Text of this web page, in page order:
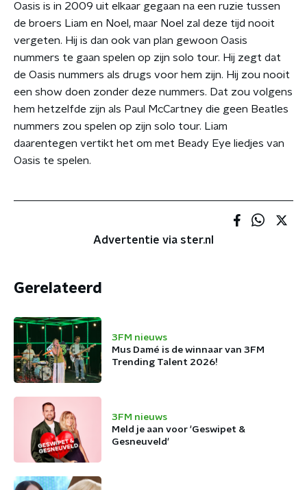
Oasis is in 2009 uit elkaar gegaan na een ruzie tussen
de broers Liam en Noel, maar Noel zal deze tijd nooit
vergeten. Hij is dan ook van plan gewoon Oasis
nummers te gaan spelen op zijn solo tour. Hij zegt dat
de Oasis nummers als drugs voor hem zijn. Hij zou nooit
een show doen zonder deze nummers. Dat zou volgens
hem hetzelfde zijn als Paul McCartney die geen Beatles
nummers zou spelen op zijn solo tour. Liam
daarentegen vertikt het om met Beady Eye liedjes van
Oasis te spelen.
Advertentie via ster.nl
Gerelateerd
3FM nieuws
Mus Damé is de winnaar van 3FM
Trending Talent 2026!
3FM nieuws
Meld je aan voor 'Geswipet &
Gesneuveld'